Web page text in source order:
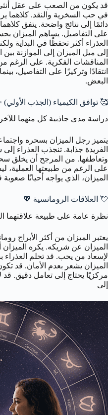
قد يكون من الصعب على عقل أنثى
في حب السخرية والنقد. كلاهما
دائمًا إلى نتائج واضحة. يتفق
على التفاصيل. يساهم الميزان
العذراء أكثر تحفظًا في البداية
إلى ميل الميزان إلى الموازنة
المناقشات الفكرية. على الرغم
انتقادًا وتركيزًا على التفاصيل،
البعض.
🥰 توافق الكيمياء (الجذب الأولي)
دراسة مدى جاذبية كل منهما
يتميز رجل الميزان بسحره
الفريدة جذابة. تنجذب العذراء
وتعاطفها. من المرجح أن يخلق سحر
على الرغم من طبيعتها العملية،
الميزان، الذي يواجه أحيانًا
💘 العلاقات الرومانسية 💖
نظرة عامة على طبيعة علاقتهما
يعتبر الميزان من أكثر الأبراج
الميزان عن شريكه. يكره الميزان
لإسعاد من يحب. قد تحلم العذراء
الميزان يشعر بعدم الأمان. قد
مركزيًا يحتاج إلى تعامل دقيق. قد
إلى